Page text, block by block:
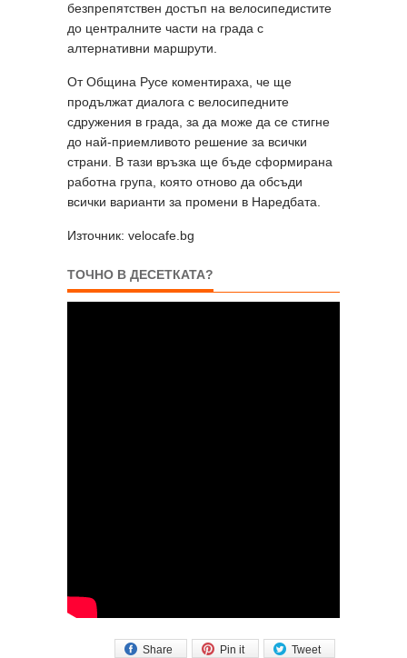
безпрепятствен достъп на велосипедистите
до централните части на града с
алтернативни маршрути.
От Община Русе коментираха, че ще
продължат диалога с велосипедните
сдружения в града, за да може да се стигне
до най-приемливото решение за всички
страни. В тази връзка ще бъде сформирана
работна група, която отново да обсъди
всички варианти за промени в Наредбата.
Източник: velocafe.bg
ТОЧНО В ДЕСЕТКАТА?
Tweet
Pin it
Share